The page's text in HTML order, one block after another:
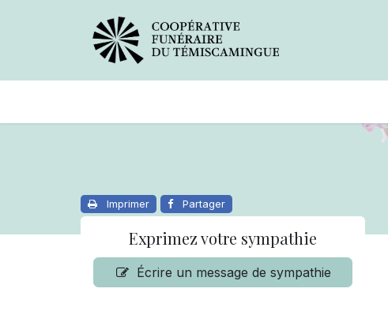
Imprimer Partager
Exprimez votre sympathie
Écrire un message de sympathie